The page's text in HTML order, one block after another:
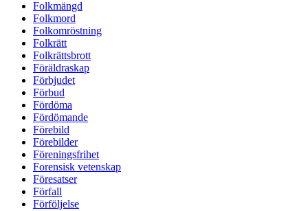
Folkmängd
Folkmord
Folkomröstning
Folkrätt
Folkrättsbrott
Föräldraskap
Förbjudet
Förbud
Fördöma
Fördömande
Förebild
Förebilder
Föreningsfrihet
Forensisk vetenskap
Föresatser
Förfall
Förföljelse